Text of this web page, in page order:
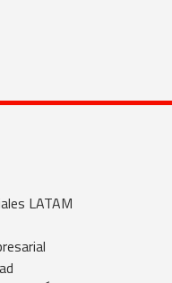
LATAM